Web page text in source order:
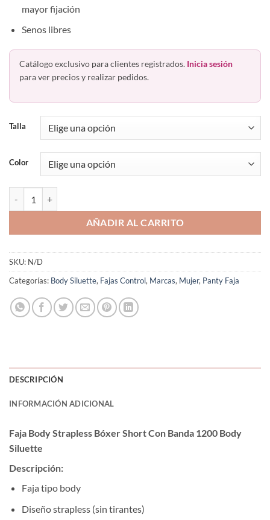
mayor fijación
Senos libres
Catálogo exclusivo para clientes registrados. Inicia sesión
para ver precios y realizar pedidos.
Talla
Color
AÑADIR AL CARRITO
SKU: N/D
Categorías: Body Siluette, Fajas Control, Marcas, Mujer, Panty Faja
DESCRIPCIÓN
INFORMACIÓN ADICIONAL
Faja Body Strapless Bóxer Short Con Banda 1200 Body
Siluette
Descripción:
Faja tipo body
Diseño strapless (sin tirantes)